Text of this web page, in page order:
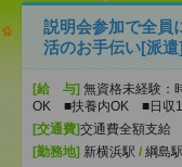
説明会参加で全員
活のお手伝い[派遣]
[給 与] 無資格未経験
OK ■扶養内OK ■日収1
[交通費]交通費全額支給
[勤務地] 新横浜駅 / 綱島駅